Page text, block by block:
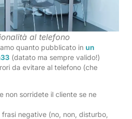
al telefono
quanto pubblicato in un
(datato ma sempre valido!)
da evitare al telefono (che
non sorridete il cliente se ne
negative (no, non, disturbo,